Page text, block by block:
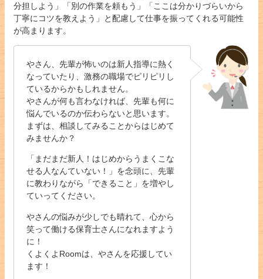
分担しよう」「別の作業を頼もう」「ここは分かりづらいから
丁寧にコツを教えよう」と配慮して仕事を振ってくれる可能性
が高まります。
やさん、先輩が怖いのは新人指導に熱く
なっていたり、激務の職場でピリピリし
ているからかもしれません。
やさんが何も言わなければ、先輩も何に
悩んでいるのか伝わらないと思います。
まずは、相談してみることからはじめて
みませんか？
「まだまだ新人！はじめからうまくこな
せる人なんていない！」を念頭に、先輩
に教わりながら「できること」を増やし
ていってください。
やさんの悩みが少しでも晴れて、心から
笑って働ける保育士さんになれますよう
に！
くよくよRoomは、やさんを応援してい
ます！